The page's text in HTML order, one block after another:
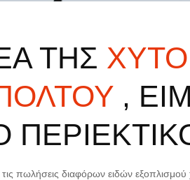
ΤΗΣ
,
πωλήσεις διαφόρων ειδών